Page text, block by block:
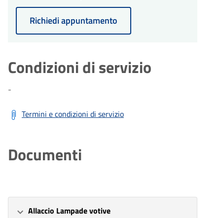
Richiedi appuntamento
Condizioni di servizio
-
Termini e condizioni di servizio
Documenti
Allaccio Lampade votive